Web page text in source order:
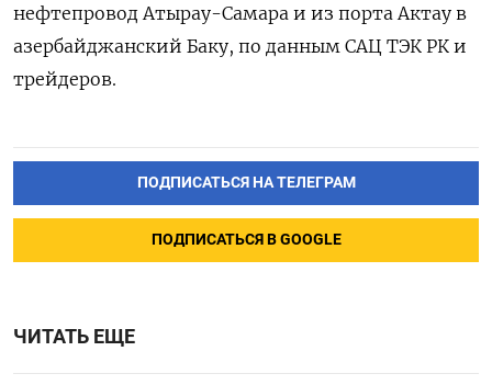
нефтепровод Атырау-Самара и из порта Актау в
азербайджанский Баку, по данным САЦ ТЭК РК и
трейдеров.
ПОДПИСАТЬСЯ НА ТЕЛЕГРАМ
ПОДПИСАТЬСЯ В GOOGLE
ЧИТАТЬ ЕЩЕ